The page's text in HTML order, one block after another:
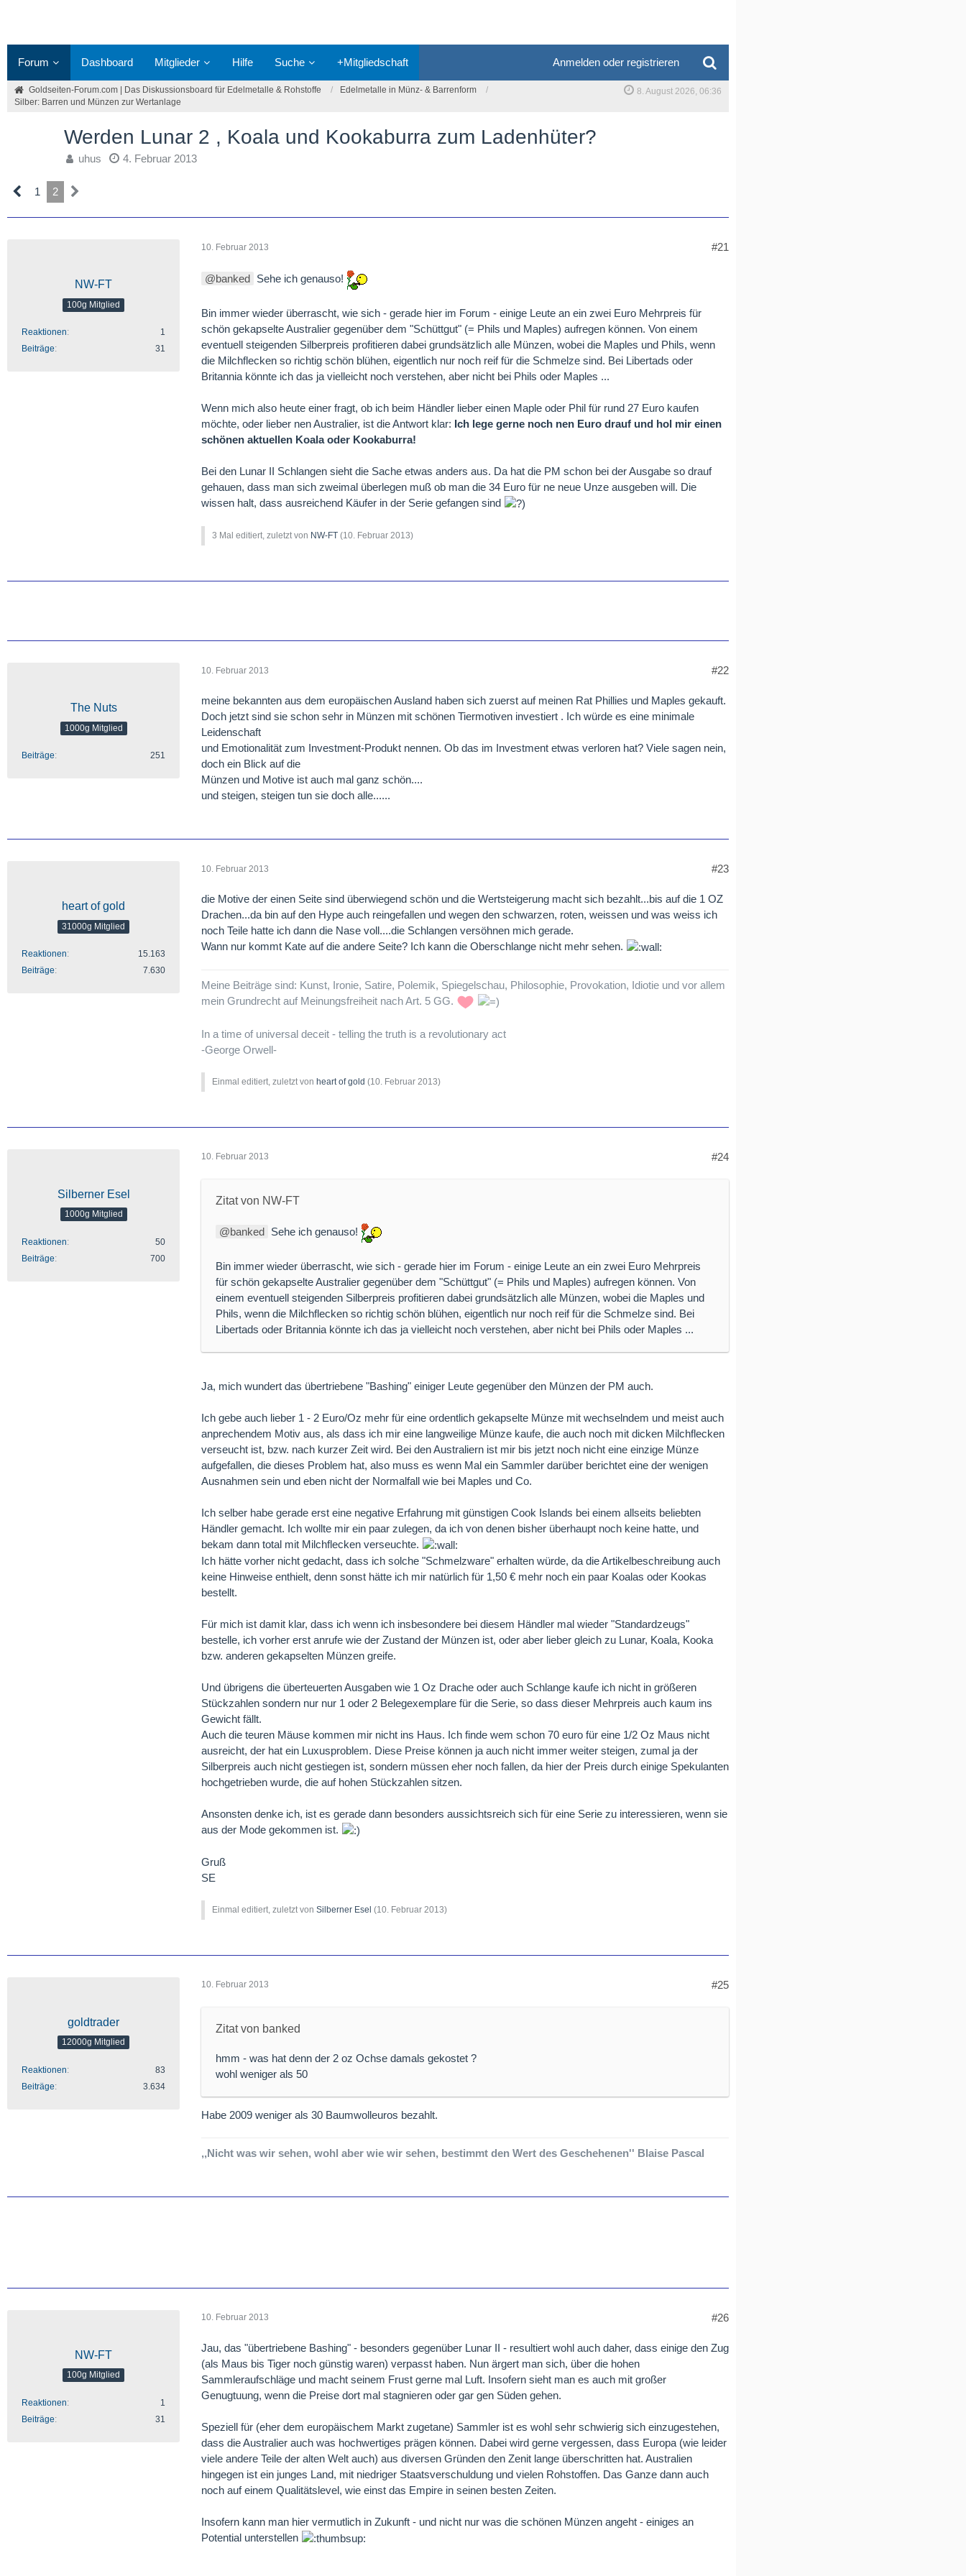
Forum Dashboard Mitglieder Hilfe Suche +Mitgliedschaft Anmelden oder registrieren
Goldseiten-Forum.com | Das Diskussionsboard für Edelmetalle & Rohstoffe
Edelmetalle in Münz- & Barrenform
Silber: Barren und Münzen zur Wertanlage
8. August 2026, 06:36
Werden Lunar 2 , Koala und Kookaburra zum Ladenhüter?
uhus 4. Februar 2013
1 2
NW-FT
100g Mitglied
Reaktionen
1
Beiträge
31
10. Februar 2013 #21
banked Sehe ich genauso!
Bin immer wieder überrascht, wie sich - gerade hier im Forum - einige Leute an ein zwei Euro Mehrpreis für
schön gekapselte Australier gegenüber dem "Schüttgut" (= Phils und Maples) aufregen können. Von einem
eventuell steigenden Silberpreis profitieren dabei grundsätzlich alle Münzen, wobei die Maples und Phils, wenn
die Milchflecken so richtig schön blühen, eigentlich nur noch reif für die Schmelze sind. Bei Libertads oder
Britannia könnte ich das ja vielleicht noch verstehen, aber nicht bei Phils oder Maples ...
Wenn mich also heute einer fragt, ob ich beim Händler lieber einen Maple oder Phil für rund 27 Euro kaufen
möchte, oder lieber nen Australier, ist die Antwort klar: Ich lege gerne noch nen Euro drauf und hol mir einen
schönen aktuellen Koala oder Kookaburra!
Bei den Lunar II Schlangen sieht die Sache etwas anders aus. Da hat die PM schon bei der Ausgabe so drauf
gehauen, dass man sich zweimal überlegen muß ob man die 34 Euro für ne neue Unze ausgeben will. Die
wissen halt, dass ausreichend Käufer in der Serie gefangen sind
3 Mal editiert, zuletzt von NW-FT (10. Februar 2013)
The Nuts
1000g Mitglied
Beiträge 251
10. Februar 2013 #22
meine bekannten aus dem europäischen Ausland haben sich zuerst auf meinen Rat Phillies und Maples gekauft.
Doch jetzt sind sie schon sehr in Münzen mit schönen Tiermotiven investiert . Ich würde es eine minimale
Leidenschaft
und Emotionalität zum Investment-Produkt nennen. Ob das im Investment etwas verloren hat? Viele sagen nein,
doch ein Blick auf die
Münzen und Motive ist auch mal ganz schön....
und steigen, steigen tun sie doch alle......
heart of gold
31000g Mitglied
Reaktionen
15.163
Beiträge
7.630
10. Februar 2013 #23
die Motive der einen Seite sind überwiegend schön und die Wertsteigerung macht sich bezahlt...bis auf die 1 OZ
Drachen...da bin auf den Hype auch reingefallen und wegen den schwarzen, roten, weissen und was weiss ich
noch Teile hatte ich dann die Nase voll....die Schlangen versöhnen mich gerade.
Wann nur kommt Kate auf die andere Seite? Ich kann die Oberschlange nicht mehr sehen.
Meine Beiträge sind: Kunst, Ironie, Satire, Polemik, Spiegelschau, Philosophie, Provokation, Idiotie und vor allem
mein Grundrecht auf Meinungsfreiheit nach Art. 5 GG.
In a time of universal deceit - telling the truth is a revolutionary act
-George Orwell-
Einmal editiert, zuletzt von heart of gold (10. Februar 2013)
Silberner Esel
1000g Mitglied
Reaktionen
50
Beiträge
700
10. Februar 2013 #24
Zitat von NW-FT
banked Sehe ich genauso!
Bin immer wieder überrascht, wie sich - gerade hier im Forum - einige Leute an ein zwei Euro Mehrpreis
für schön gekapselte Australier gegenüber dem "Schüttgut" (= Phils und Maples) aufregen können. Von
einem eventuell steigenden Silberpreis profitieren dabei grundsätzlich alle Münzen, wobei die Maples und
Phils, wenn die Milchflecken so richtig schön blühen, eigentlich nur noch reif für die Schmelze sind. Bei
Libertads oder Britannia könnte ich das ja vielleicht noch verstehen, aber nicht bei Phils oder Maples ...
Ja, mich wundert das übertriebene "Bashing" einiger Leute gegenüber den Münzen der PM auch.
Ich gebe auch lieber 1 - 2 Euro/Oz mehr für eine ordentlich gekapselte Münze mit wechselndem und meist auch
anprechendem Motiv aus, als dass ich mir eine langweilige Münze kaufe, die auch noch mit dicken Milchflecken
verseucht ist, bzw. nach kurzer Zeit wird. Bei den Australiern ist mir bis jetzt noch nicht eine einzige Münze
aufgefallen, die dieses Problem hat, also muss es wenn Mal ein Sammler darüber berichtet eine der wenigen
Ausnahmen sein und eben nicht der Normalfall wie bei Maples und Co.
Ich selber habe gerade erst eine negative Erfahrung mit günstigen Cook Islands bei einem allseits beliebten
Händler gemacht. Ich wollte mir ein paar zulegen, da ich von denen bisher überhaupt noch keine hatte, und
bekam dann total mit Milchflecken verseuchte.
Ich hätte vorher nicht gedacht, dass ich solche "Schmelzware" erhalten würde, da die Artikelbeschreibung auch
keine Hinweise enthielt, denn sonst hätte ich mir natürlich für 1,50 € mehr noch ein paar Koalas oder Kookas
bestellt.
Für mich ist damit klar, dass ich wenn ich insbesondere bei diesem Händler mal wieder "Standardzeugs"
bestelle, ich vorher erst anrufe wie der Zustand der Münzen ist, oder aber lieber gleich zu Lunar, Koala, Kooka
bzw. anderen gekapselten Münzen greife.
Und übrigens die überteuerten Ausgaben wie 1 Oz Drache oder auch Schlange kaufe ich nicht in größeren
Stückzahlen sondern nur nur 1 oder 2 Belegexemplare für die Serie, so dass dieser Mehrpreis auch kaum ins
Gewicht fällt.
Auch die teuren Mäuse kommen mir nicht ins Haus. Ich finde wem schon 70 euro für eine 1/2 Oz Maus nicht
ausreicht, der hat ein Luxusproblem. Diese Preise können ja auch nicht immer weiter steigen, zumal ja der
Silberpreis auch nicht gestiegen ist, sondern müssen eher noch fallen, da hier der Preis durch einige Spekulanten
hochgetrieben wurde, die auf hohen Stückzahlen sitzen.
Ansonsten denke ich, ist es gerade dann besonders aussichtsreich sich für eine Serie zu interessieren, wenn sie
aus der Mode gekommen ist.
Gruß
SE
Einmal editiert, zuletzt von Silberner Esel (10. Februar 2013)
goldtrader
12000g Mitglied
Reaktionen
83
Beiträge
3.634
10. Februar 2013 #25
Zitat von banked
hmm - was hat denn der 2 oz Ochse damals gekostet ?
wohl weniger als 50
Habe 2009 weniger als 30 Baumwolleuros bezahlt.
,,Nicht was wir sehen, wohl aber wie wir sehen, bestimmt den Wert des Geschehenen'' Blaise Pascal
NW-FT
100g Mitglied
Reaktionen
1
Beiträge
31
10. Februar 2013 #26
Jau, das "übertriebene Bashing" - besonders gegenüber Lunar II - resultiert wohl auch daher, dass einige den Zug
(als Maus bis Tiger noch günstig waren) verpasst haben. Nun ärgert man sich, über die hohen
Sammleraufschläge und macht seinem Frust gerne mal Luft. Insofern sieht man es auch mit großer
Genugtuung, wenn die Preise dort mal stagnieren oder gar gen Süden gehen.
Speziell für (eher dem europäischem Markt zugetane) Sammler ist es wohl sehr schwierig sich einzugestehen,
dass die Australier auch was hochwertiges prägen können. Dabei wird gerne vergessen, dass Europa (wie leider
viele andere Teile der alten Welt auch) aus diversen Gründen den Zenit lange überschritten hat. Australien
hingegen ist ein junges Land, mit niedriger Staatsverschuldung und vielen Rohstoffen. Das Ganze dann auch
noch auf einem Qualitätslevel, wie einst das Empire in seinen besten Zeiten.
Insofern kann man hier vermutlich in Zukunft - und nicht nur was die schönen Münzen angeht - einiges an
Potential unterstellen